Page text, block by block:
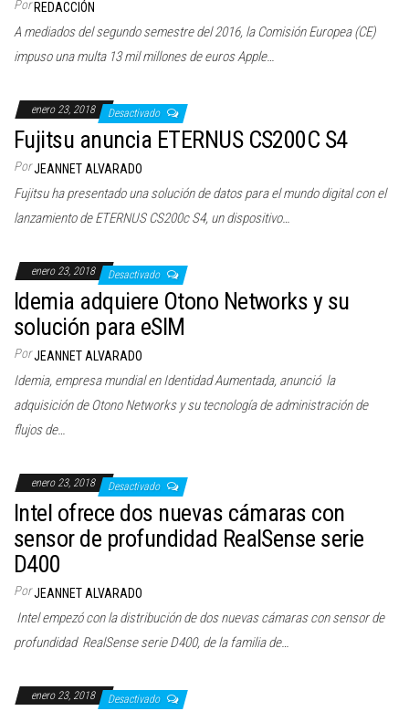
Por REDACCIÓN
A mediados del segundo semestre del 2016, la Comisión Europea (CE)
impuso una multa 13 mil millones de euros Apple…
enero 23, 2018 Desactivado
Fujitsu anuncia ETERNUS CS200C S4
PorJEANNET ALVARADO
Fujitsu ha presentado una solución de datos para el mundo digital con el
lanzamiento de ETERNUS CS200c S4, un dispositivo…
enero 23, 2018 Desactivado
Idemia adquiere Otono Networks y su
solución para eSIM
PorJEANNET ALVARADO
Idemia, empresa mundial en Identidad Aumentada, anunció la
adquisición de Otono Networks y su tecnología de administración de
flujos de…
enero 23, 2018 Desactivado
Intel ofrece dos nuevas cámaras con
sensor de profundidad RealSense serie
D400
PorJEANNET ALVARADO
Intel empezó con la distribución de dos nuevas cámaras con sensor de
profundidad RealSense serie D400, de la familia de…
enero 23, 2018 Desactivado